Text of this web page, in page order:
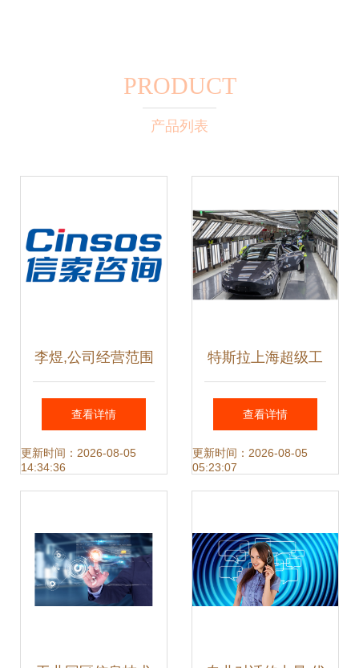
PRODUCT
产品列表
李煜,公司经营范围
包括市场信息咨询
查看详情
更新时间：2026-08-05
14:34:36
特斯拉上海超级工
厂‘搬入’进博会 信
息咨询服务的创新
查看详情
更新时间：2026-08-05
05:23:07